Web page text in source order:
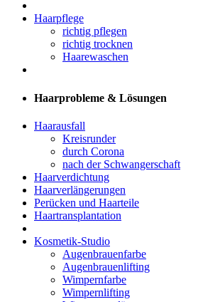
Haarpflege
richtig pflegen
richtig trocknen
Haarewaschen
Haarprobleme & Lösungen
Haarausfall
Kreisrunder
durch Corona
nach der Schwangerschaft
Haarverdichtung
Haarverlängerungen
Perücken und Haarteile
Haartransplantation
Kosmetik-Studio
Augenbrauenfarbe
Augenbrauenlifting
Wimpernfarbe
Wimpernlifting